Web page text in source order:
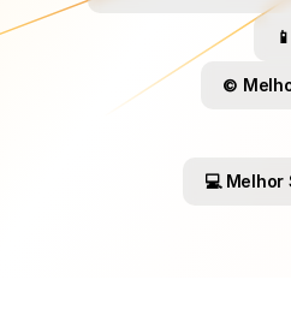
©️
💻 Melhor